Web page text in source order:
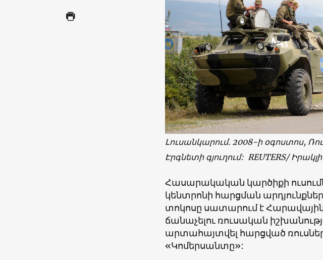
Լուսանկարում. 2008-ի օգոստոս,
Էրգնետի գյուղում: REUTERS/
Հասարակական կարծիքի
կենտրոնի հարցման
տոկոսը սատարում է
ճանաչելու ռուսական
արտահայտվել հարցված
«Կոմերսանտը»: